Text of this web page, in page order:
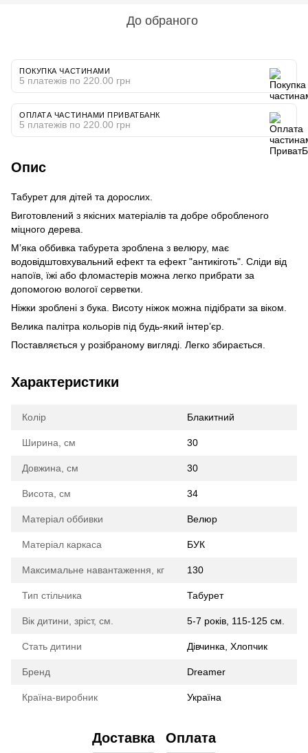
До обраного
ПОКУПКА ЧАСТИНАМИ
5 платежів по 220.00 грн
ОПЛАТА ЧАСТИНАМИ ПРИВАТБАНК
5 платежів по 220.00 грн
Опис
Табурет для дітей та дорослих.
Виготовлений з якісних матеріалів та добре обробленого
міцного дерева.
М’яка оббивка табурета зроблена з велюру, має
водовідштовхувальний ефект та ефект "антикіготь". Сліди від
напоїв, їжі або фломастерів можна легко прибрати за
допомогою вологої серветки.
Ніжки зроблені з бука. Висоту ніжок можна підібрати за віком.
Велика палітра кольорів під будь-який інтер’єр.
Поставляється у розібраному вигляді. Легко збирається.
Характеристики
Колір Блакитний
Ширина, см 30
Довжина, см 30
Висота, см 34
Матеріал оббивки Велюр
Матеріал каркаса БУК
Максимальне навантаження, кг 130
Тип стільчика Табурет
Вік дитини, зріст, см. 5-7 років, 115-125 см.
Стать дитини Дівчинка, Хлопчик
Бренд Dreamer
Країна-виробник Україна
Доставка Оплата